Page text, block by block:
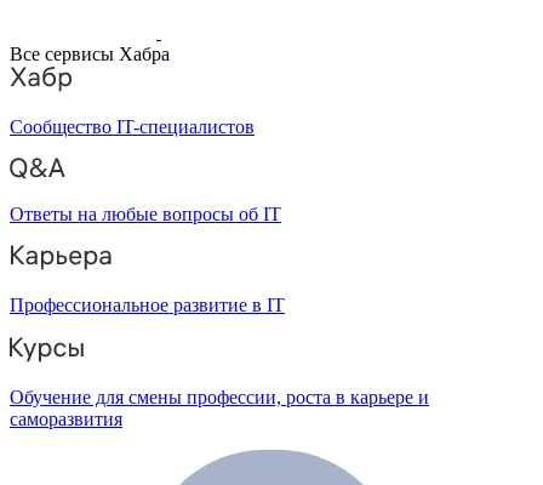
Все сервисы Хабра
Сообщество IT-специалистов
Ответы на любые вопросы об IT
Профессиональное развитие в IT
Обучение для смены профессии, роста в карьере и
саморазвития